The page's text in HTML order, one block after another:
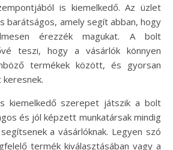
is kiemelkedő. Az üzlet
barátságos, amely segít abban, hogy
érezzék magukat. A bolt
teszi, hogy a vásárlók könnyen
termékek között, és gyorsan
kiemelkedő szerepet játszik a bolt
és jól képzett munkatársak mindig
a vásárlóknak. Legyen szó
termék kiválasztásában vagy a